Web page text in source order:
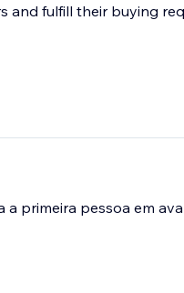
a primeira pessoa em